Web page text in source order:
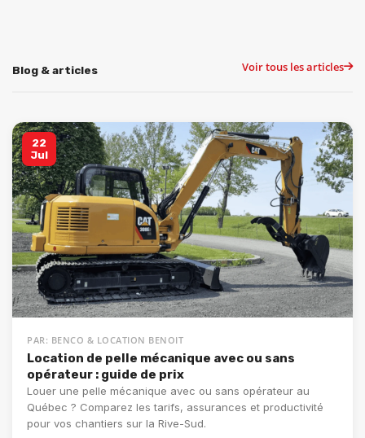
Blog & articles Voir tous les articles
22
Jul
PAR: BENCO & LOCATION BENOIT
Location de pelle mécanique avec ou sans
opérateur : guide de prix
Louer une pelle mécanique avec ou sans opérateur au
Québec ? Comparez les tarifs, assurances et productivité
pour vos chantiers sur la Rive-Sud.